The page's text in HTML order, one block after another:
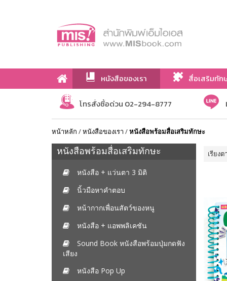
หนังสือของเรา
สื่อเสริมทัก
เกี่ยวกับเรา
โทรสั่งซื้อด่วน 02-294-8777
หน้าหลัก /หนังสือของเรา /หนังสือพร้อมสื่อเสริมทักษะ
หนังสือพร้อมสื่อเสริมทักษะ
หนังสือ + แว่นตา 3 มิติ
นิ้วมือหาคำตอบ
หน้ากากเพื่อนสัตว์ของหนู
หนังสือ + แอพพลิเคชัน
Sound Book หนังสือพร้อมปุ่มกดฟัง
เสียง
หนังสือ Pop Up
เรียง